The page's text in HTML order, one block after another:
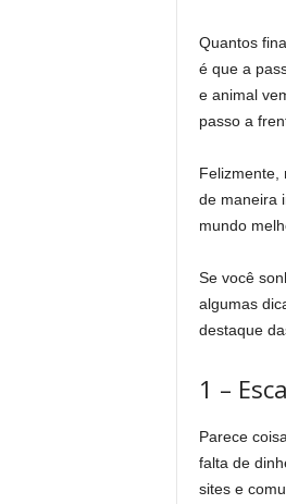
Quantos
é que a
e animal
passo a
Felizmente,
de maneira
mundo
Se você
algumas
destaque
1 –
Parece
falta de
sites e